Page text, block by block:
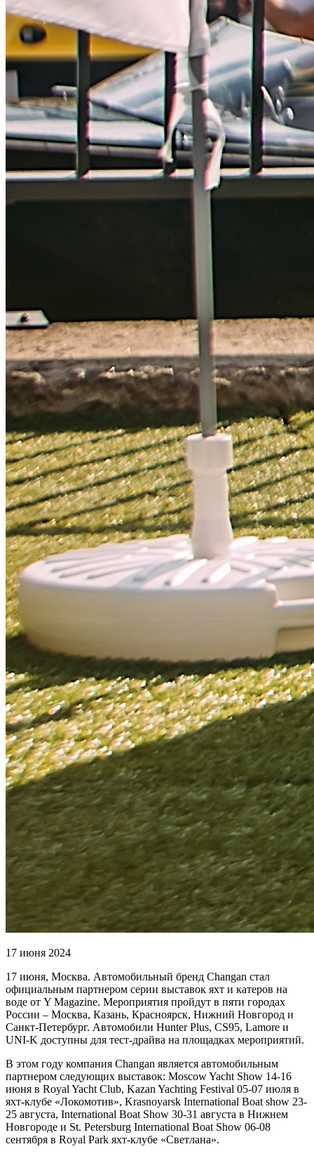
17 июня 2024
17 июня, Москва. Автомобильный бренд Changan стал
официальным партнером серии выставок яхт и катеров на
воде от Y Magazine. Мероприятия пройдут в пяти городах
России – Москва, Казань, Красноярск, Нижний Новгород и
Санкт-Петербург. Автомобили Hunter Plus, CS95, Lamore и
UNI-K доступны для тест-драйва на площадках мероприятий.
В этом году компания Changan является автомобильным
партнером следующих выставок: Moscow Yacht Show 14-16
июня в Royal Yacht Club, Kazan Yachting Festival 05-07 июля в
яхт-клубе «Локомотив», Krasnoyarsk International Boat show 23-
25 августа, International Boat Show 30-31 августа в Нижнем
Новгороде и St. Petersburg International Boat Show 06-08
сентября в Royal Park яхт-клубе «Светлана».